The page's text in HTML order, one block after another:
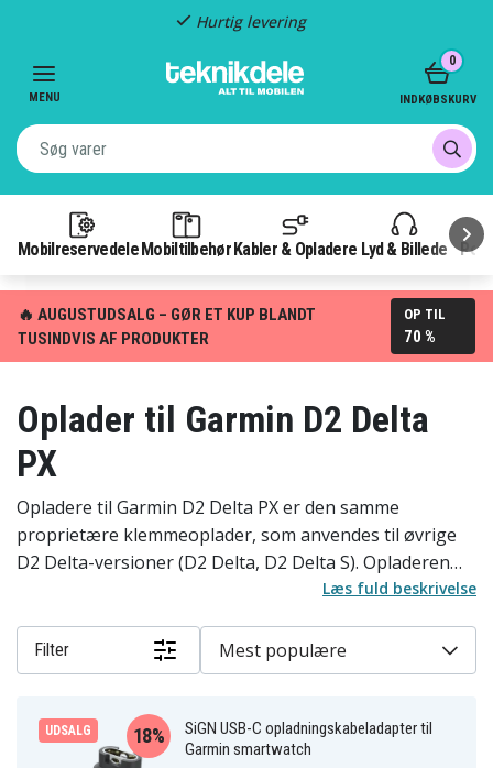
Hurtig levering
MENU
Mobilreservedele Mobiltilbehør Kabler & Opladere Lyd & Billede
0
INDKØBSKURV
🔥 AUGUSTUDSALG – GØR ET KUP BLANDT
TUSINDVIS AF PRODUKTER
OP TIL
70 %
Oplader til Garmin D2 Delta
PX
Opladere til Garmin D2 Delta PX er den samme
proprietære klemmeoplader, som anvendes til øvrige
D2 Delta-versioner (D2 Delta, D2 Delta S). Opladeren
klemmer fast på bagsiden af uret via specifik
Sortimentet er begrænset, da D2 Delta-opladeren har
en unik konstruktion, der deles med visse andre
D2 Charlie. D2 Delta PX har en driftstid på op til 20 dage
i smartwatch-tilstand eller 24 timer i GPS-tilstand,
Læs fuld beskrivelse
Filter Mest populære
UDSALG
SiGN USB-C opladningskabeladapter til
Garmin smartwatch
18%